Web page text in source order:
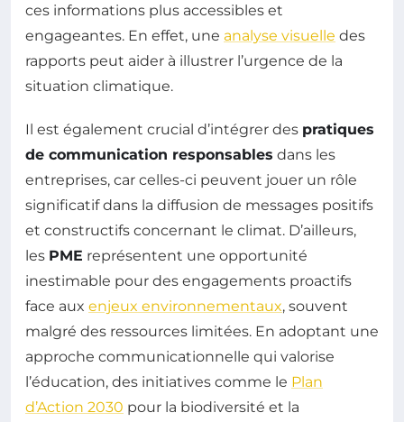
ces informations plus accessibles et
engageantes. En effet, une analyse visuelle des
rapports peut aider à illustrer l’urgence de la
situation climatique.
Il est également crucial d’intégrer des pratiques
de communication responsables dans les
entreprises, car celles-ci peuvent jouer un rôle
significatif dans la diffusion de messages positifs
et constructifs concernant le climat. D’ailleurs,
les PME représentent une opportunité
inestimable pour des engagements proactifs
face aux enjeux environnementaux, souvent
malgré des ressources limitées. En adoptant une
approche communicationnelle qui valorise
l’éducation, des initiatives comme le Plan
d’Action 2030 pour la biodiversité et la